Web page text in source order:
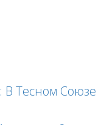
В Тесном Союзе